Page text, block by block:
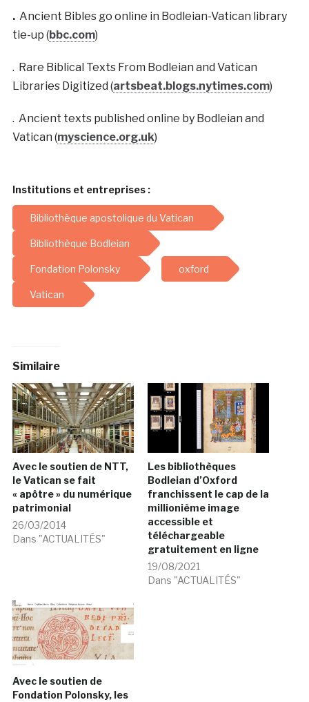
. Ancient Bibles go online in Bodleian-Vatican library
tie-up (bbc.com)
. Rare Biblical Texts From Bodleian and Vatican
Libraries Digitized (artsbeat.blogs.nytimes.com)
. Ancient texts published online by Bodleian and
Vatican (myscience.org.uk)
Institutions et entreprises :
Bibliothèque apostolique du Vatican
Bibliothèque Bodleian
Fondation Polonsky oxford
Vatican
Similaire
Avec le soutien de NTT,
le Vatican se fait
« apôtre » du numérique
patrimonial
26/03/2014
Dans "ACTUALITÉS"
Les bibliothèques
Bodleian d’Oxford
franchissent le cap de la
millionième image
accessible et
téléchargeable
gratuitement en ligne
19/08/2021
Dans "ACTUALITÉS"
Avec le soutien de
Fondation Polonsky, les